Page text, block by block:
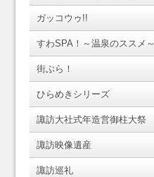
ガッコウゥ!!
すわSPA！～温泉のススメ～
街ぶら！
ひらめきシリーズ
諏訪大社式年造営御柱大祭
諏訪映像遺産
諏訪巡礼